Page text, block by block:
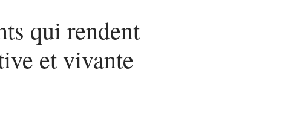
qui rendent
et vivante